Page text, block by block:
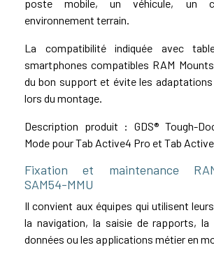
poste mobile, un véhicule, un
environnement terrain.
La compatibilité indiquée avec
smartphones compatibles RAM
du bon support et évite les
lors du montage.
Description produit : GDS® Tough-
Mode pour Tab Active4 Pro et Tab Active
Fixation et maintenance RAM-
SAM54-MMU
Il convient aux équipes qui utilisent
la navigation, la saisie de rapports, la
données ou les applications métier en